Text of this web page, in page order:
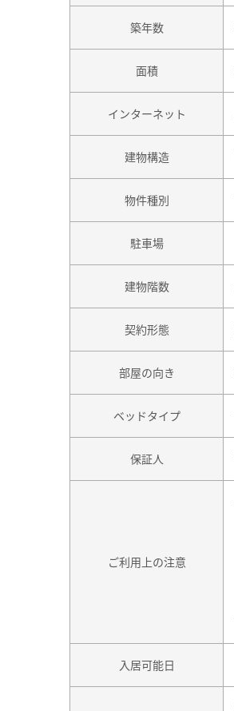
築年数
面積
インターネット
建物構造
物件種別
駐車場
建物階数
契約形態
部屋の向き
ベッドタイプ
保証人
ご利用上の注意
入居可能日